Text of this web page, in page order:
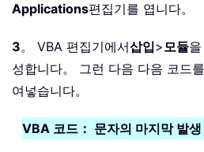
Applications편집기를 엽니다。
3。 VBA 편집기에서삽입>모듈
성합니다。 그런 다음 다음 코드
여넣습니다。
VBA 코드： 문자의 마지막 발